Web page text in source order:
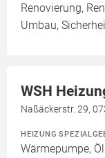
Renovierung,
Umbau,
WSH
Naßäckerstr. 29,
HEIZUNG
Wärmepumpe,